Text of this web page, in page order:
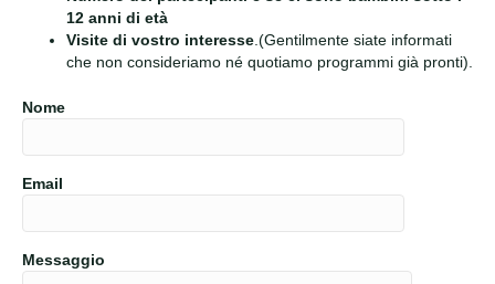
12 anni di età
Visite di vostro interesse .(Gentilmente siate informati
che non consideriamo né quotiamo programmi già pronti).
Nome
Email
Messaggio